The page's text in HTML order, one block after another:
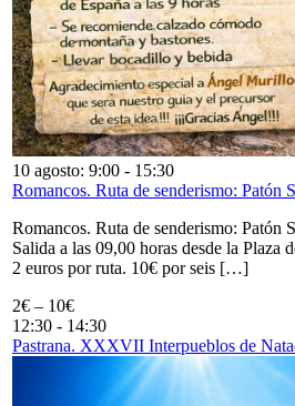
10 agosto: 9:00 - 15:30
Romancos. Ruta de senderismo: Patón
Romancos. Ruta de senderismo: Patón
Salida a las 09,00 horas desde la Plaza
2 euros por ruta. 10€ por seis […]
2€ – 10€
12:30 - 14:30
Pastrana. XXXVII Interpueblos de